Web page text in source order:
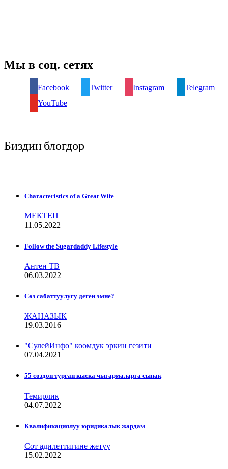
Мы в соц. сетях
Facebook Twitter Instagram
Telegram
YouTube
Биздин блогдор
Characteristics of a Great Wife
МЕКТЕП
11.05.2022
Follow the Sugardaddy Lifestyle
Антен ТВ
06.03.2022
Сѳз сабаттуулугу деген эмне?
ЖАНАЗЫК
19.03.2016
"СулейИнфо" коомдук эркин гезити
07.04.2021
55 сөздөн турган кыска чыгармаларга сынак
Темирлик
04.07.2022
Квалификациялуу юридикалык жардам
Сот адилеттигине жетүү
15.02.2022